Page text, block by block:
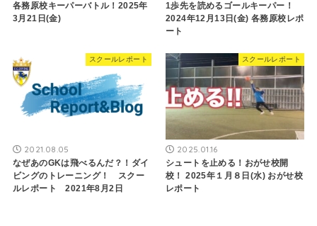
各務原校キーパーバトル！2025年
3月21日(金)
1歩先を読めるゴールキーパー！
2024年12月13日(金) 各務原校レポ
ート
スクールレポート
2021.08.05
なぜあのGKは飛べるんだ？！ダイ
ビングのトレーニング！ スクー
ルレポート 2021年8月2日
スクールレポート
2025.01.16
シュートを止める！おがせ校開
校！ 2025年１月８日(水) おがせ校
レポート